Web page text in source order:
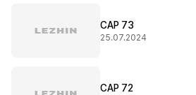
CAP 73
25.07.2024
CAP 72